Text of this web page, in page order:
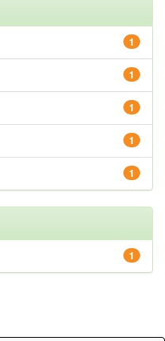
1
1
1
1
1
1